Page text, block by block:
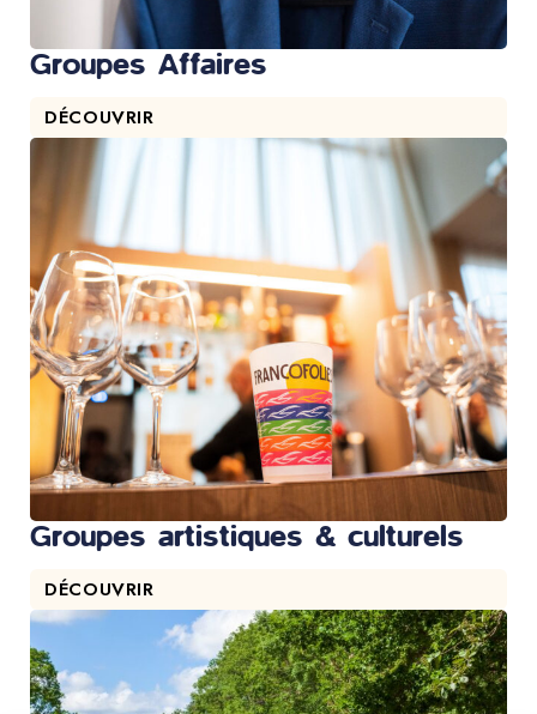
Groupes Affaires
DÉCOUVRIR
Groupes artistiques & culturels
DÉCOUVRIR